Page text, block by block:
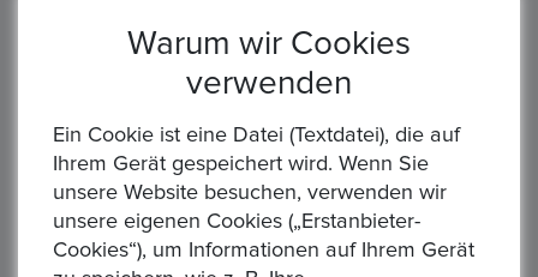
Erhaltung: ss/vzgl. ohne Kapsel (siehe Bild) UC#440 Die Wa...
GROSSBRITANNIEN, parl. Monarchie. Elisabeth II.,
Warum wir Cookies
verwenden
Ein Cookie ist eine Datei (Textdatei), die auf
Ihrem Gerät gespeichert wird. Wenn Sie
unsere Website besuchen, verwenden wir
unsere eigenen Cookies („Erstanbieter-
Cookies“), um Informationen auf Ihrem Gerät